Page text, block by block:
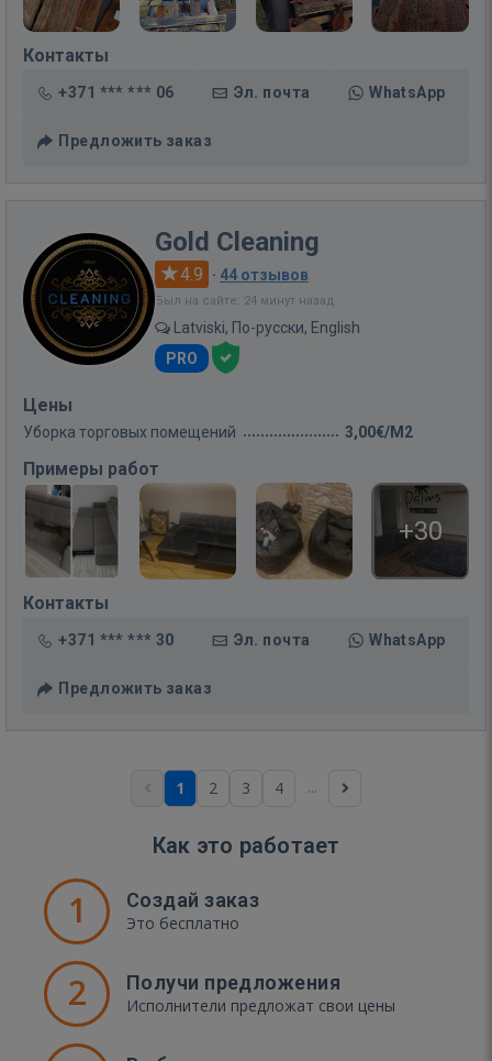
Контакты
+371 *** *** 06 Эл. почта WhatsApp
Предложить заказ
Gold Cleaning
4.9 · 44 отзывов
Был на сайте: 24 минут назад
Latviski, По-русски, English
PRO
Цены
Уборка торговых помещений 3,00€/M2
Примеры работ
+30
Контакты
+371 *** *** 30 Эл. почта WhatsApp
Предложить заказ
1 2 3 4 ...
Как это работает
1 Создай заказ
Это бесплатно
2 Получи предложения
Исполнители предложат свои цены